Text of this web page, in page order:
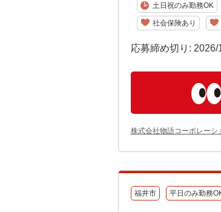
土日祝のみ勤務OK
社会保険あり
応募締め切り:
株式会社物語コーポレーシ
福井市 平日のみ勤務